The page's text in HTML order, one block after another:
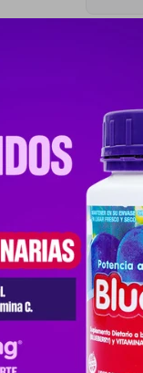
tejido articular y
tomar dos (2)
vaso completo de
Complejo de
de condroitina -
cangrejo, langosta,